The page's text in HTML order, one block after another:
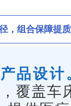
，组合保障提
品设计
覆盖车